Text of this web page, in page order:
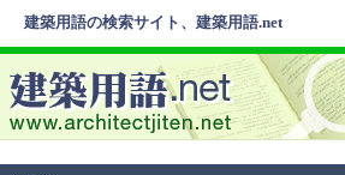
建築用語の検索サイト、建築用語.net